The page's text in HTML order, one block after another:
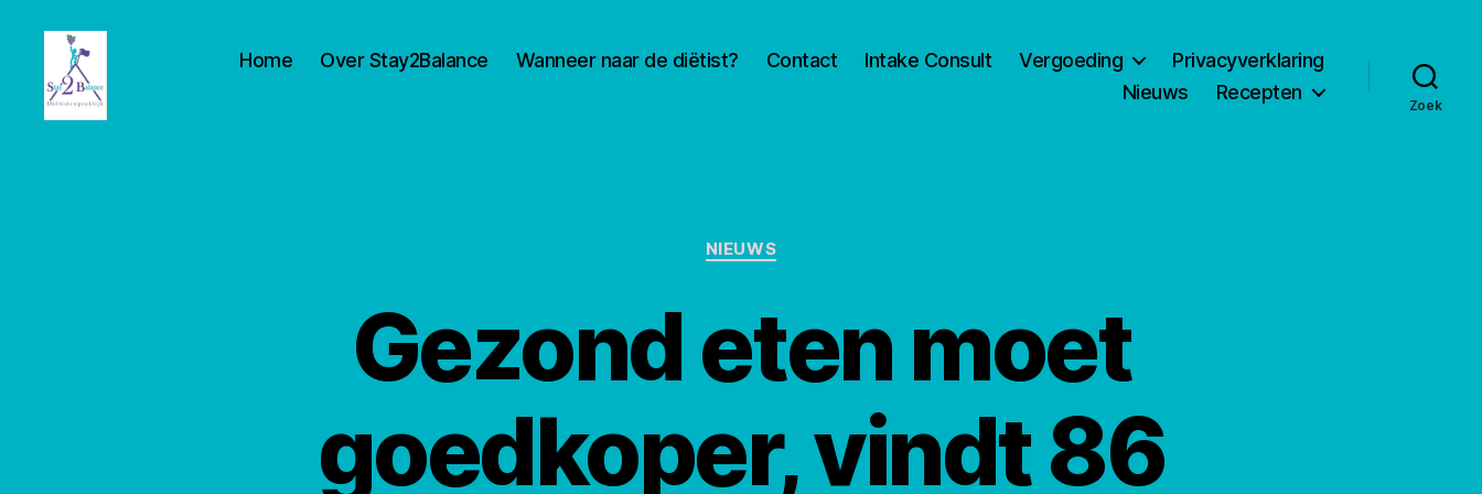
Home Over Stay2Balance Wanneer naar de diëtist? Contact Intake Consult Vergoeding
Privacyverklaring
Nieuws
Recepten
Zoek
Categorieën
NIEUWS
Gezond eten moet
goedkoper, vindt 86